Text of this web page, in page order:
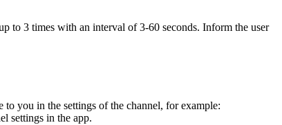
to 3 times with an interval of 3-60 seconds. Inform the user
you in the settings of the channel, for example:
settings in the app.